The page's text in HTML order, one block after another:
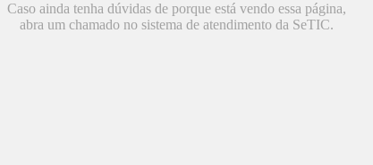
Caso ainda tenha dúvidas de porque está vendo essa página,
abra um chamado no sistema de atendimento da SeTIC.